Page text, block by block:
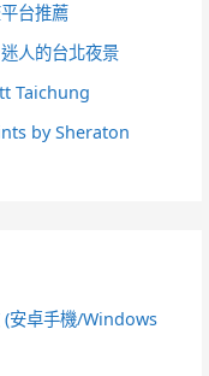
台推薦
人的台北夜景
Taichung
by Sheraton
安卓手機/Windows